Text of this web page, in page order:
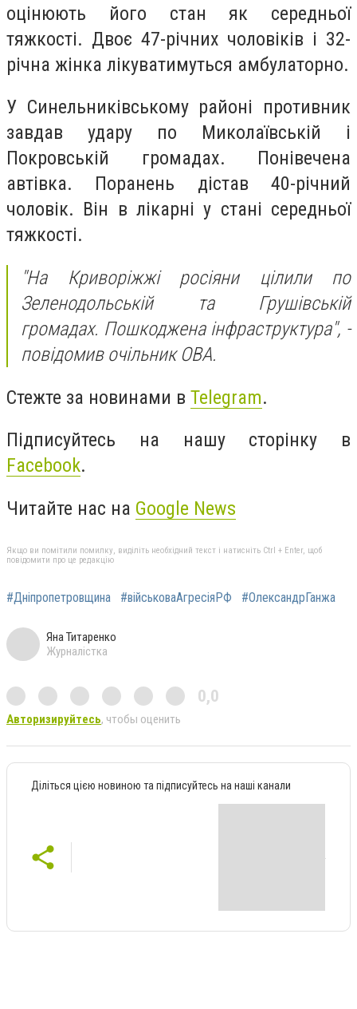
оцінюють його стан як середньої
тяжкості. Двоє 47-річних чоловіків і 32-
річна жінка лікуватимуться амбулаторно.
У Синельниківському районі противник
завдав удару по Миколаївській і
Покровській громадах. Понівечена
автівка. Поранень дістав 40-річний
чоловік. Він в лікарні у стані середньої
тяжкості.
"На Криворіжжі росіяни цілили по
Зеленодольській та Грушівській
громадах. Пошкоджена інфраструктура", -
повідомив очільник ОВА.
Стежте за новинами в Telegram.
Підписуйтесь на нашу сторінку в
Facebook.
Читайте нас на Google News
Якщо ви помітили помилку, виділіть необхідний текст і натисніть Ctrl + Enter, щоб
повідомити про це редакцію
#Дніпропетровщина #військоваАгресіяРФ #ОлександрГанжа
Яна Титаренко
Журналістка
0,0
Авторизируйтесь, чтобы оценить
Діліться цією новиною та підписуйтесь на наші канали